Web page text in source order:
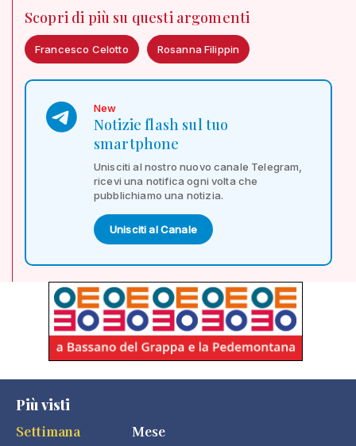
Scopri di più su questi argomenti
Francesco Celotto Rosanna Filippin
New
Notizie flash sul tuo
smartphone
Unisciti al nostro nuovo canale Telegram,
ricevi una notifica ogni volta che
pubblichiamo una notizia.
Unisciti al Canale
Più visti
Settimana
Mese